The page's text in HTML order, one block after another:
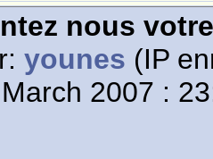
nous
younes (IP
2007 :